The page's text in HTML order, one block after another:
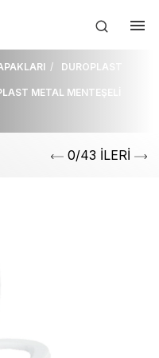
DUROPLAST
METAL MENTEŞELİ
0/43 İLERİ